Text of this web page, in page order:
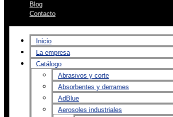
Blog
Contacto
Inicio
La empresa
Catálogo
Abrasivos y corte
Absorbentes y derrames
AdBlue
Aerosoles industriales